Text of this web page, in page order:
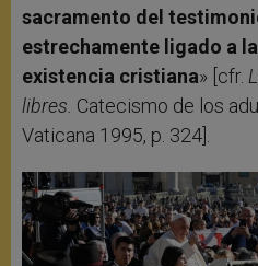
sacramento del
estrechamente ligado a
existencia cristiana» [cfr.
libres. Catecismo de los
Vaticana 1995, p. 324].